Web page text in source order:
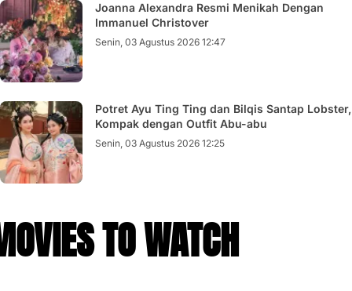
Joanna Alexandra Resmi Menikah Dengan
Immanuel Christover
Senin, 03 Agustus 2026 12:47
Potret Ayu Ting Ting dan Bilqis Santap Lobster,
Kompak dengan Outfit Abu-abu
Senin, 03 Agustus 2026 12:25
TO WATCH